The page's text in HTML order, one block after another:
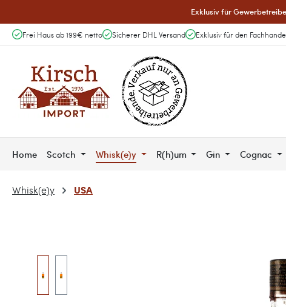
Exklusiv für
Frei Haus ab 199€ netto Sicherer DHL Versand Exklusiv für den
Home Scotch Whisk(e)y R(h)um Gin Cognac
Whisk(e)y USA